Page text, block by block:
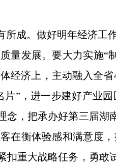
成。做好明年经济工
量发展。要大力实施
经济上，主动融入全
片”，进一步建好产业
念，把承办好第三届
在衡体验感和满意度
扣重大战略任务，勇